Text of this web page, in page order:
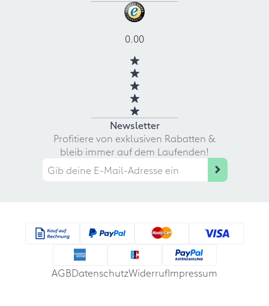
0.00
Newsletter
Profitiere von exklusiven Rabatten &
bleib immer auf dem Laufenden!
AGBDatenschutzWiderrufImpressum